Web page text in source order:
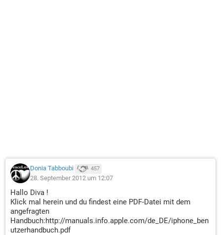
Donia Tabboubi 457
28. September 2012 um 12:07
Hallo Diva !
Klick mal herein und du findest eine PDF-Datei mit dem
angefragten
Handbuch:http://manuals.info.apple.com/de_DE/iphone_ben
utzerhandbuch.pdf